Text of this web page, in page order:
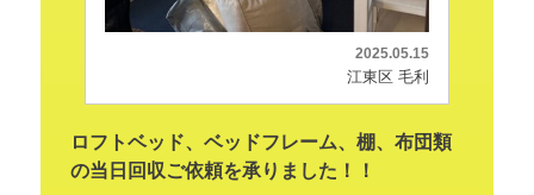
2025.05.15
江東区 毛利
ロフトベッド、ベッドフレーム、棚、布団類
の当日回収ご依頼を承りました！！